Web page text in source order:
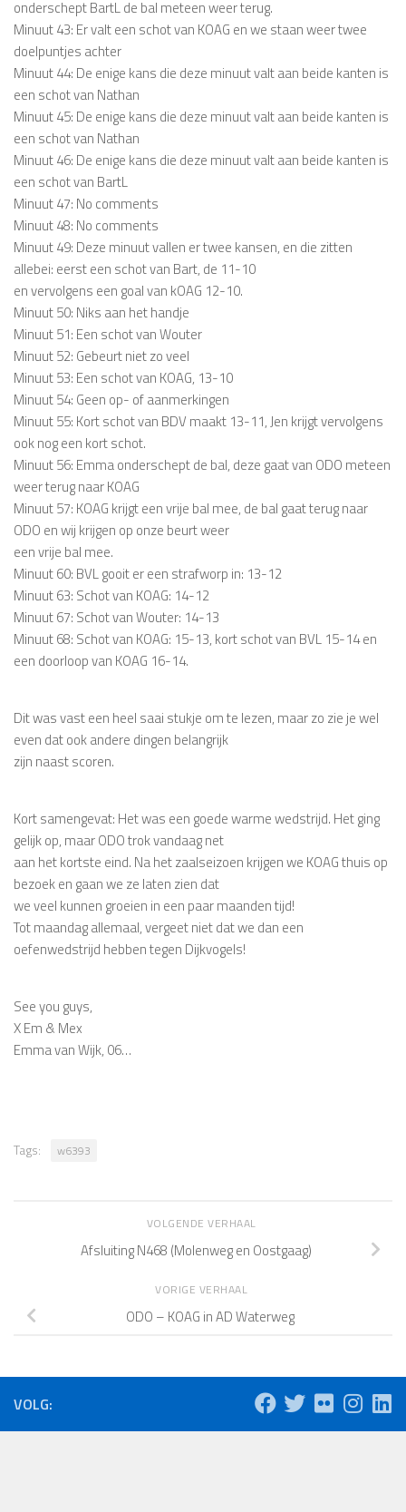
onderschept BartL de bal meteen weer terug.
Minuut 43: Er valt een schot van KOAG en we staan weer twee
doelpuntjes achter
Minuut 44: De enige kans die deze minuut valt aan beide kanten is
een schot van Nathan
Minuut 45: De enige kans die deze minuut valt aan beide kanten is
een schot van Nathan
Minuut 46: De enige kans die deze minuut valt aan beide kanten is
een schot van BartL
Minuut 47: No comments
Minuut 48: No comments
Minuut 49: Deze minuut vallen er twee kansen, en die zitten
allebei: eerst een schot van Bart, de 11-10
en vervolgens een goal van kOAG 12-10.
Minuut 50: Niks aan het handje
Minuut 51: Een schot van Wouter
Minuut 52: Gebeurt niet zo veel
Minuut 53: Een schot van KOAG, 13-10
Minuut 54: Geen op- of aanmerkingen
Minuut 55: Kort schot van BDV maakt 13-11, Jen krijgt vervolgens
ook nog een kort schot.
Minuut 56: Emma onderschept de bal, deze gaat van ODO meteen
weer terug naar KOAG
Minuut 57: KOAG krijgt een vrije bal mee, de bal gaat terug naar
ODO en wij krijgen op onze beurt weer
een vrije bal mee.
Minuut 60: BVL gooit er een strafworp in: 13-12
Minuut 63: Schot van KOAG: 14-12
Minuut 67: Schot van Wouter: 14-13
Minuut 68: Schot van KOAG: 15-13, kort schot van BVL 15-14 en
een doorloop van KOAG 16-14.
Dit was vast een heel saai stukje om te lezen, maar zo zie je wel
even dat ook andere dingen belangrijk
zijn naast scoren.
Kort samengevat: Het was een goede warme wedstrijd. Het ging
gelijk op, maar ODO trok vandaag net
aan het kortste eind. Na het zaalseizoen krijgen we KOAG thuis op
bezoek en gaan we ze laten zien dat
we veel kunnen groeien in een paar maanden tijd!
Tot maandag allemaal, vergeet niet dat we dan een
oefenwedstrijd hebben tegen Dijkvogels!
See you guys,
X Em & Mex
Emma van Wijk, 06…
Tags: w6393
VOLGENDE VERHAAL
Afsluiting N468 (Molenweg en Oostgaag)
VORIGE VERHAAL
ODO – KOAG in AD Waterweg
VOLG: